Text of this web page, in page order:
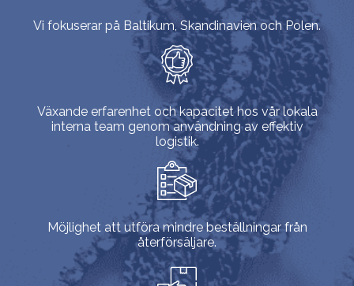
Vi fokuserar på Baltikum, Skandinavien och Polen.
Växande erfarenhet och kapacitet hos vår lokala
interna team genom användning av effektiv
logistik.
Möjlighet att utföra mindre beställningar från
återförsäljare.